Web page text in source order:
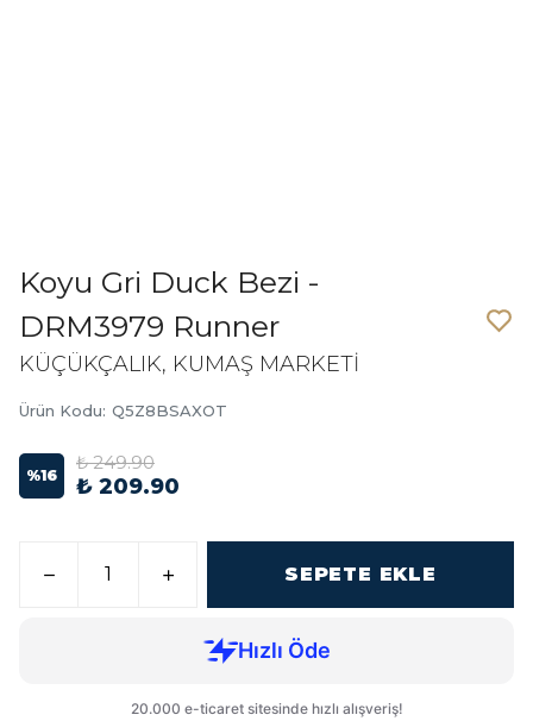
Koyu Gri Duck Bezi -
DRM3979 Runner
KÜÇÜKÇALIK, KUMAŞ MARKETİ
Ürün Kodu: Q5Z8BSAXOT
%16
₺ 249.90
₺ 209.90
SEPETE EKLE